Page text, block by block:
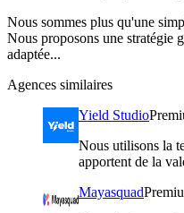
Nous sommes plus qu'une
Nous proposons une stratégie
adaptée...
Agences similaires
Yield Studio
Nous utilisons la
apportent de la
Mayasquad